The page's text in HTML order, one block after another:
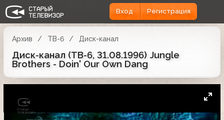
Вход Регистрация
Архив ТВ-6 Диск-канал
Диск-канал (ТВ-6, 31.08.1996) Jungle
Brothers - Doin' Our Own Dang